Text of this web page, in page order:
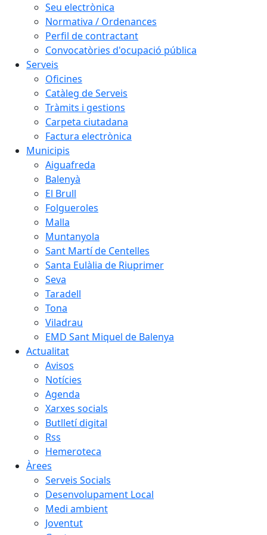
Seu electrònica
Normativa / Ordenances
Perfil de contractant
Convocatòries d'ocupació pública
Serveis
Oficines
Catàleg de Serveis
Tràmits i gestions
Carpeta ciutadana
Factura electrònica
Municipis
Aiguafreda
Balenyà
El Brull
Folgueroles
Malla
Muntanyola
Sant Martí de Centelles
Santa Eulàlia de Riuprimer
Seva
Taradell
Tona
Viladrau
EMD Sant Miquel de Balenya
Actualitat
Avisos
Notícies
Agenda
Xarxes socials
Butlletí digital
Rss
Hemeroteca
Àrees
Serveis Socials
Desenvolupament Local
Medi ambient
Joventut